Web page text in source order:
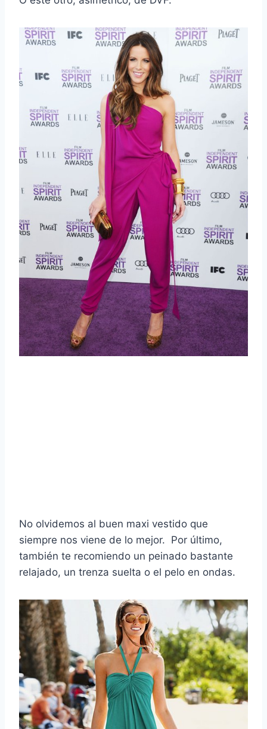
No olvidemos al buen maxi vestido que
siempre nos viene de lo mejor. Por último,
también te recomiendo un peinado bastante
relajado, un trenza suelta o el pelo en ondas.